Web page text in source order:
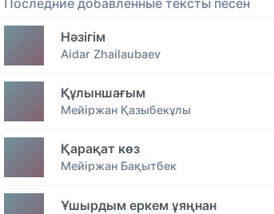
Последние добавленные тексты песен
Нәзігім
Aidar Zhailaubaev
Құлыншағым
Мейіржан Қазыбекұлы
Қарақат көз
Мейіржан Бақытбек
Ұшырдым еркем ұяңнан